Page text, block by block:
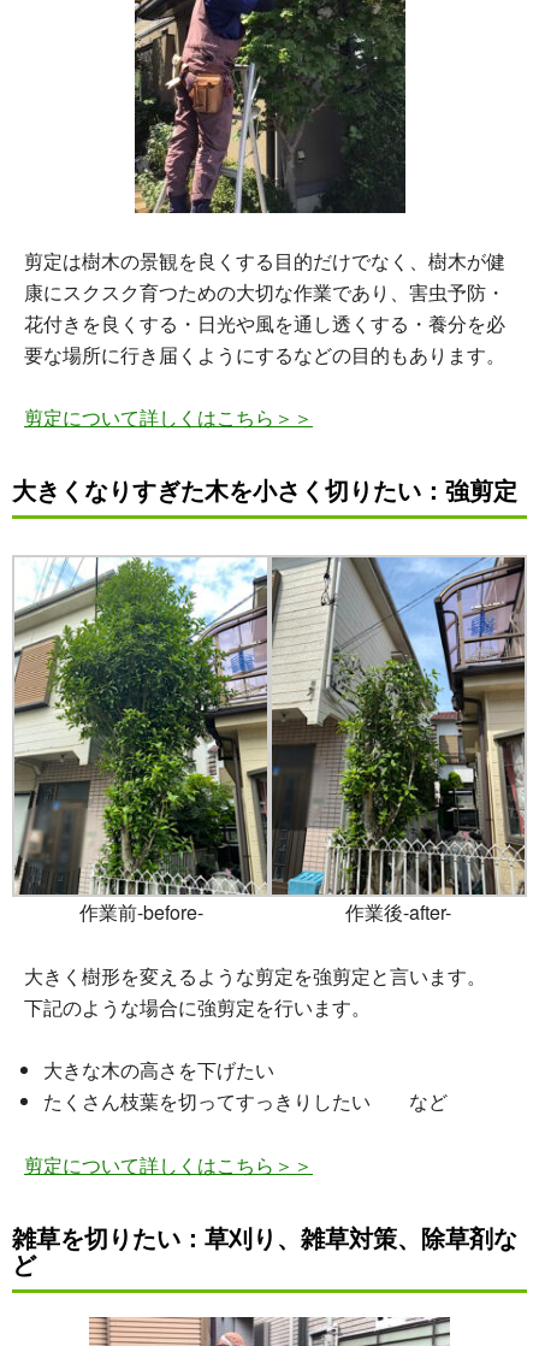
剪定は樹木の景観を良くする目的だけでなく、樹木が健
康にスクスク育つための大切な作業であり、害虫予防・
花付きを良くする・日光や風を通し透くする・養分を必
要な場所に行き届くようにするなどの目的もあります。
剪定について詳しくはこちら＞＞
大きくなりすぎた木を小さく切りたい： 強剪定
作業前-before- 作業後-after-
大きく樹形を変えるような剪定を強剪定と言います。
下記のような場合に強剪定を行います。
大きな木の高さを下げたい
たくさん枝葉を切ってすっきりしたい など
剪定について詳しくはこちら＞＞
雑草を切りたい： 草刈り、 雑草対策、 除草剤な
ど